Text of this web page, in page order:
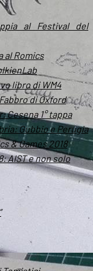
al Festival del
al Romics
libro di WM4
Fabbro di Oxford
Cesena 1° tappa
Gubbio e Perugia
& Games 2018
AIST e non solo